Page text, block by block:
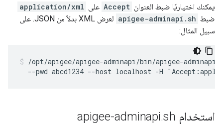
يمكنك اختياريًا ضبط العنوان Accept على application/xml
ضبط apigee-adminapi.sh
لعرض XML بدلاً من JSON. على
سبيل المثال:
/opt/apigee/apigee-adminapi/bin/apigee-
--pwd abcd1234 --host localhost -H
استخدام apigee-adminapi .sh